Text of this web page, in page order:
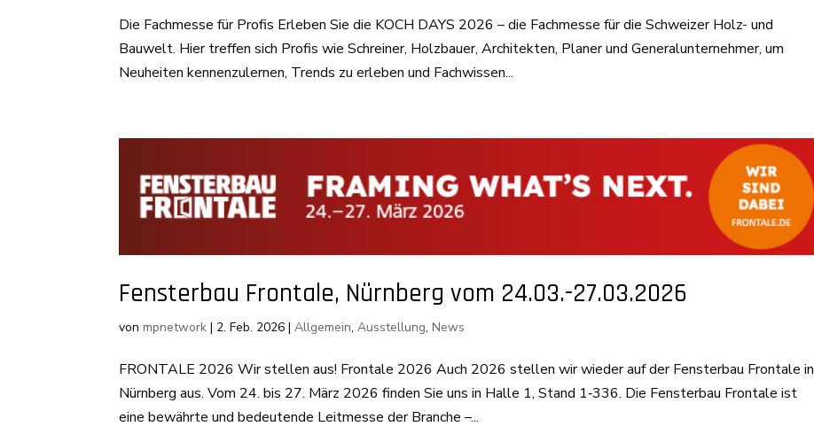
Die Fachmesse für Profis Erleben Sie die KOCH DAYS 2026 – die Fachmesse für die Schweizer Holz- und
Bauwelt. Hier treffen sich Profis wie Schreiner, Holzbauer, Architekten, Planer und Generalunternehmer, um
Neuheiten kennenzulernen, Trends zu erleben und Fachwissen...
Fensterbau Frontale, Nürnberg vom 24.03.-27.03.2026
vonmpnetwork | 2. Feb. 2026 |Allgemein,Ausstellung,News
FRONTALE 2026 Wir stellen aus! Frontale 2026 Auch 2026 stellen wir wieder auf der Fensterbau Frontale in
Nürnberg aus. Vom 24. bis 27. März 2026 finden Sie uns in Halle 1, Stand 1‑336. Die Fensterbau Frontale ist
eine bewährte und bedeutende Leitmesse der Branche –...